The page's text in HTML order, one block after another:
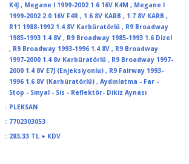
K4J , Megane I 1999-2002 1.6 16V K4M , Megane I
1999-2002 2.0 16V F4R , 1.6 8V KARB , 1.7 8V KARB ,
R11 1988-1992 1.4 8V Karbüratörlü , R9 Broadway
1985-1993 1.4 8V , R9 Broadway 1985-1993 1.6 Dizel
, R9 Broadway 1993-1996 1.4 8V , R9 Broadway
1997-2000 1.4 8v Karbüratörlü , R9 Broadway 1997-
2000 1.4 8V E7J (Enjeksiyonlu) , R9 Fairway 1993-
1996 1.6 8V (Karbüratörlü) , Aydınlatma - Far -
Stop - Sinyal - Sis - Reflektör- Dikiz Aynası
PLEKSAN
7702303053
283,33 TL + KDV